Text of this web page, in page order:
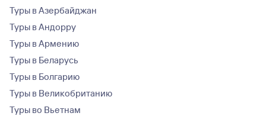
Туры в Азербайджан
Туры в Андорру
Туры в Армению
Туры в Беларусь
Туры в Болгарию
Туры в Великобританию
Туры во Вьетнам